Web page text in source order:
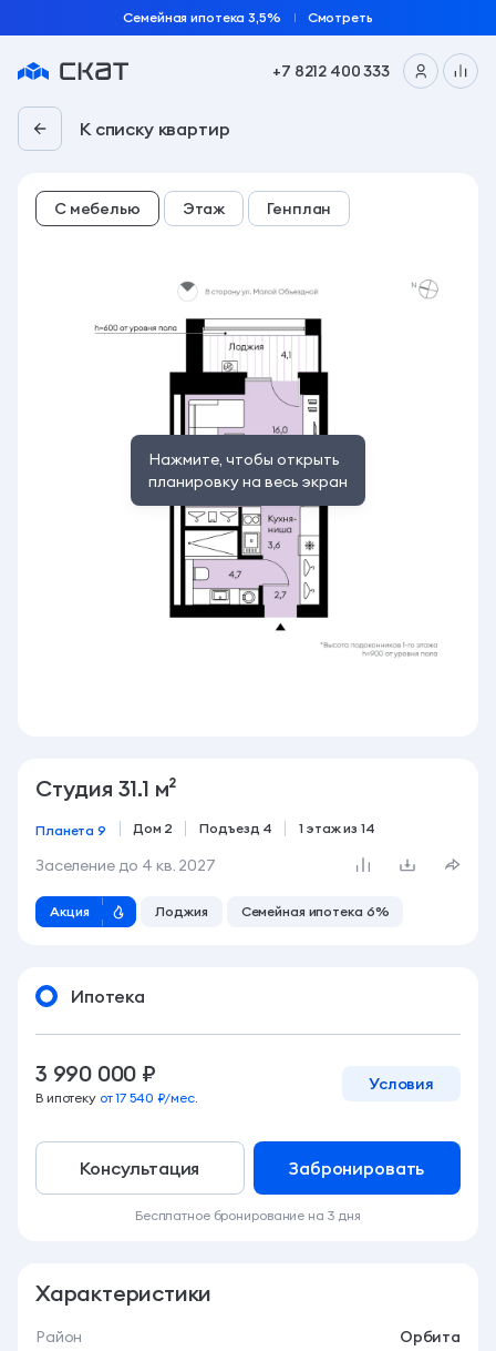
Семейная ипотека 3,5% Смотреть
+7 8212 400 333
Студия 31.1 м² | «Планета 9» | 4 подъезд, 1 этаж
К списку квартир
С мебелью Этаж Генплан
Нажмите, чтобы открыть
планировку на весь экран
Планета 9 Дом 2 Подъезд 4 1 этаж из 14
Заселение до 4 кв. 2027
Студия 31.1 м²
Акция Лоджия Семейная ипотека 6%
Ипотека
3 990 000 ₽
В ипотеку от 17 540 ₽/мес.
Условия
Консультация Забронировать
Бесплатное бронирование на 3 дня
Характеристики
Район
Орбита